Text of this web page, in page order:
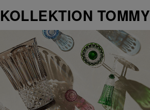
KOLLEKTION TOMMY